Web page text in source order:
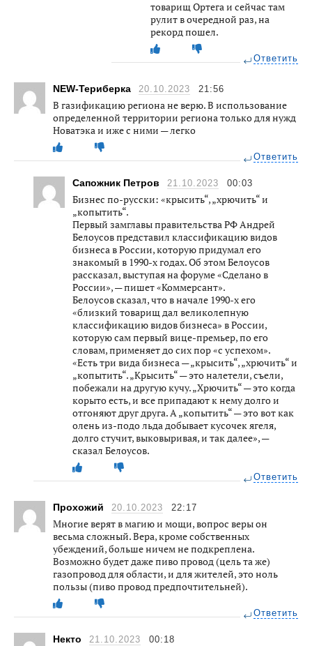
товарищ Ортега и сейчас там
рулит в очередной раз, на
рекорд пошел.
Ответить
NEW-Териберка 20.10.2023 21:56
В газификацию региона не верю. В использование
определенной территории региона только для нужд
Новатэка и иже с ними — легко
Ответить
Сапожник Петров 21.10.2023 00:03
Бизнес по-русски: «крысить“, „хрючить“ и
„копытить“.
Первый замглавы правительства РФ Андрей
Белоусов представил классификацию видов
бизнеса в России, которую придумал его
знакомый в 1990-х годах. Об этом Белоусов
рассказал, выступая на форуме «Сделано в
России», — пишет «Коммерсант».
Белоусов сказал, что в начале 1990-х его
«близкий товарищ дал великолепную
классификацию видов бизнеса» в России,
которую сам первый вице-премьер, по его
словам, применяет до сих пор «с успехом».
«Есть три вида бизнеса — „крысить“, „хрючить“ и
„копытить“. „Крысить“ — это налетели, съели,
побежали на другую кучу. „Хрючить“ — это когда
корыто есть, и все припадают к нему долго и
отгоняют друг друга. А „копытить“ — это вот как
олень из-подо льда добывает кусочек ягеля,
долго стучит, выковыривая, и так далее», —
сказал Белоусов.
Ответить
Прохожий 20.10.2023 22:17
Многие верят в магию и мощи, вопрос веры он
весьма сложный. Вера, кроме собственных
убеждений, больше ничем не подкреплена.
Возможно будет даже пиво провод (цель та же)
газопровод для области, и для жителей, это ноль
пользы (пиво провод предпочтительней).
Ответить
Некто 21.10.2023 00:18